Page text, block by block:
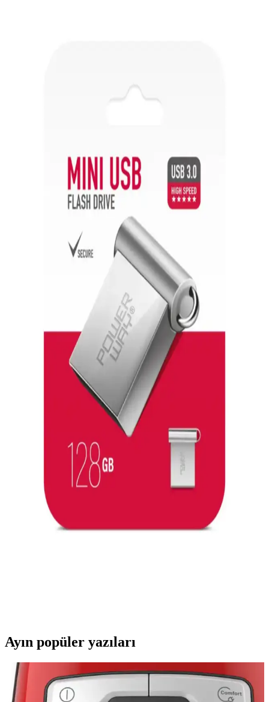
Depolama Kapasitesi Özellikleri
32GB USB bellekler, geniş depolama alanı ve hızlı veri aktarımıyla
kişisel ve profesyonel kullanımlar için ideal çözümler sunar.
Yüksek Kapasiteli USB Bellekler: Güvenilir ve
Pratik Veri Saklama Çözümleri
Yüksek kapasiteli USB bellekler, büyük dosyaları güvenli ve hızlı
bir şekilde taşımak ve yedeklemek için ideal çözümler sunar, çeşitli
modellerle ihtiyaçlara uygun seçenekler mevcuttur.
128GB Lexar USB 3.0 Flash Bellekler: Yüksek
Kapasite ve Güvenilir Performans
128GB Lexar USB 3.0 flash bellekler, yüksek hız ve güvenlik
özellikleriyle büyük dosyaları hızlıca aktarır, taşınabilirlik sağlar ve
veri güvenliğine önem verir.
BrødBoost-Mini: USB 5V Gücünü Breadboard'a
Taşıyan Kompakt Breakout Kartı İncelemesi
BrødBoost-Mini, USB 5V voltajını doğrudan breadboard'a ileten
küçük bir breakout kartıdır. Basit tasarımı ve açık kaynak
dosyalarıyla elektronik prototiplemede pratik bir çözüm sunar.
Samsung USB Tip-C Kabloları: Güvenli ve
Dayanıklı Orijinal Aksesuarlar
Samsung orijinal USB Tip-C kabloları yüksek kalite malzeme ve
güvenlik özellikleriyle dayanıklı, hızlı şarj ve veri aktarımı sağlar.
Uzun ömürlü kullanım için doğru bakım önemlidir.
Ayın popüler yazıları